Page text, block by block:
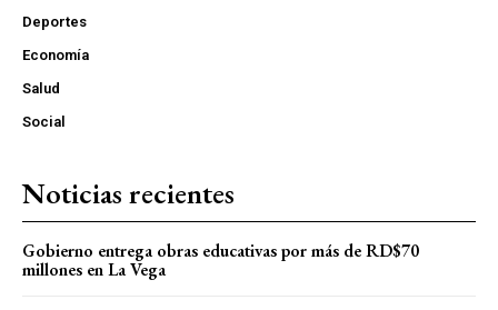
Deportes
Economía
Salud
Social
Noticias recientes
Gobierno entrega obras educativas por más de RD$70
millones en La Vega